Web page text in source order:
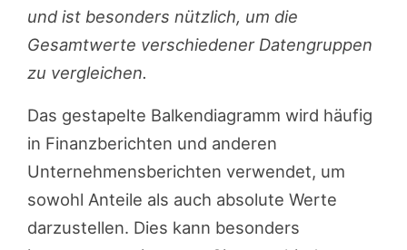
und ist besonders nützlich, um die
Gesamtwerte verschiedener Datengruppen
zu vergleichen.
Das gestapelte Balkendiagramm wird häufig
in Finanzberichten und anderen
Unternehmensberichten verwendet, um
sowohl Anteile als auch absolute Werte
darzustellen. Dies kann besonders